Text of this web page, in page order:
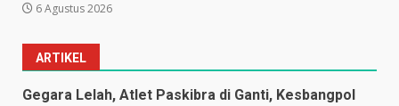
6 Agustus 2026
ARTIKEL
Gegara Lelah, Atlet Paskibra di Ganti, Kesbangpol